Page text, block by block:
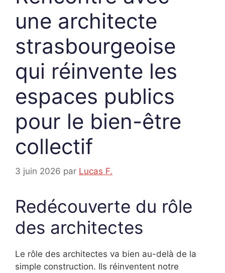
une architecte
strasbourgeoise
qui réinvente les
espaces publics
pour le bien-être
collectif
3 juin 2026 par Lucas F.
Redécouverte du rôle
des architectes
Le rôle des architectes va bien au-delà de la
simple construction. Ils réinventent notre